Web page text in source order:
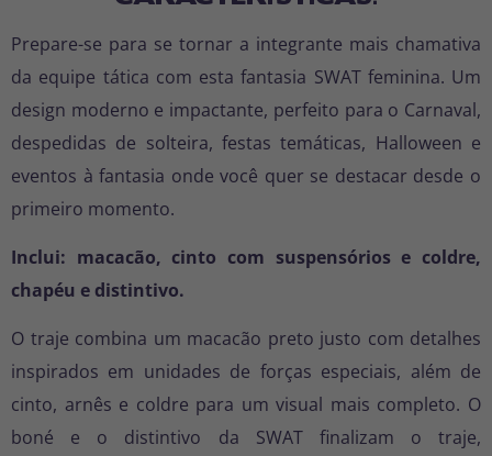
Prepare-se para se tornar a integrante mais chamativa
da equipe tática com esta fantasia SWAT feminina. Um
design moderno e impactante, perfeito para o Carnaval,
despedidas de solteira, festas temáticas, Halloween e
eventos à fantasia onde você quer se destacar desde o
primeiro momento.
Inclui: macacão, cinto com suspensórios e coldre,
chapéu e distintivo.
O traje combina um macacão preto justo com detalhes
inspirados em unidades de forças especiais, além de
cinto, arnês e coldre para um visual mais completo. O
boné e o distintivo da SWAT finalizam o traje,